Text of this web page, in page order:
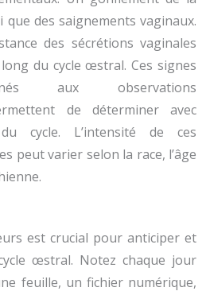
que des saignements vaginaux.
des sécrétions vaginales
du cycle œstral. Ces signes
aux observations
de déterminer avec
cycle. L’intensité de ces
peut varier selon la race, l’âge
est crucial pour anticiper et
œstral. Notez chaque jour
feuille, un fichier numérique,